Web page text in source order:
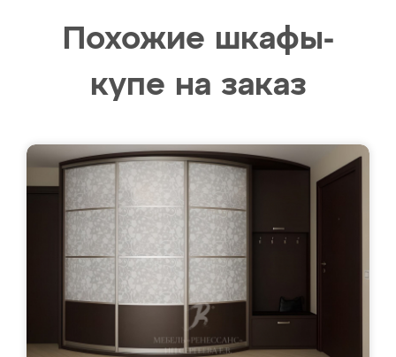
Похожие шкафы-
купе на заказ